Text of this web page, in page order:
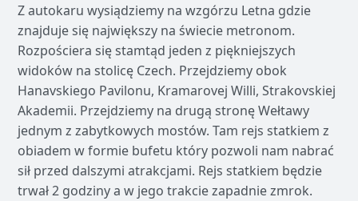
Z autokaru wysiądziemy na wzgórzu Letna gdzie
znajduje się największy na świecie metronom.
Rozpościera się stamtąd jeden z piękniejszych
widoków na stolicę Czech. Przejdziemy obok
Hanavskiego Pavilonu, Kramarovej Willi, Strakovskiej
Akademii. Przejdziemy na drugą stronę Wełtawy
jednym z zabytkowych mostów. Tam rejs statkiem z
obiadem w formie bufetu który pozwoli nam nabrać
sił przed dalszymi atrakcjami. Rejs statkiem będzie
trwał 2 godziny a w jego trakcie zapadnie zmrok.